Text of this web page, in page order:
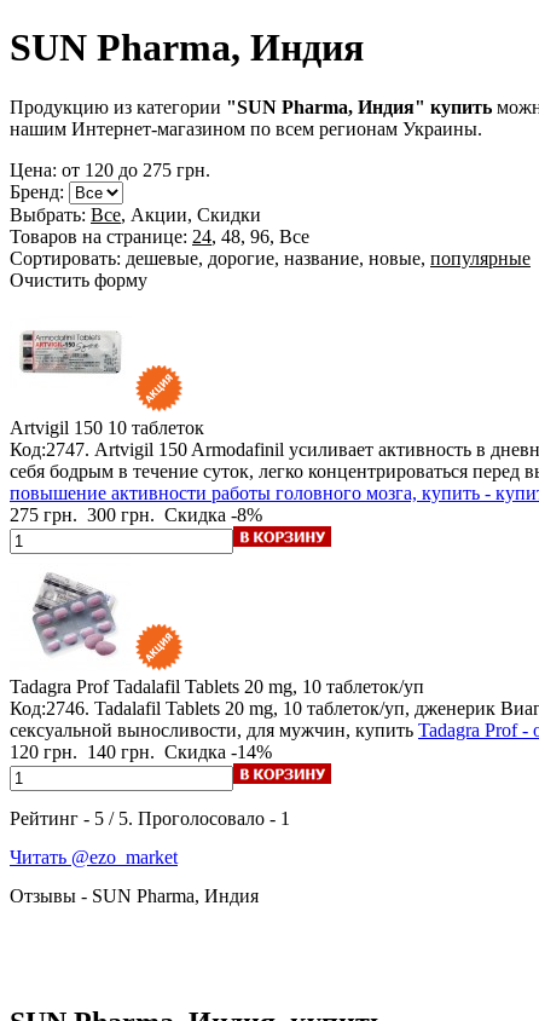
SUN Pharma, Индия
Продукцию из категории "SUN Pharma, Индия" купить
нашим Интернет-магазином по всем регионам Украины.
Цена: от 120 до 275 грн.
Бренд:
Выбрать: Все, Акции, Скидки
Товаров на странице: 24, 48, 96, Все
Сортировать: дешевые, дорогие, название, новые, популярные
Очистить форму
Artvigil 150 10 таблеток
Код:2747. Artvigil 150 Armodafinil усиливает активность в
себя бодрым в течение суток, легко концентрироваться
повышение активности работы головного мозга, купить -
275 грн. 300 грн. Скидка -8%
Tadagra Prof Tadalafil Tablets 20 mg, 10 таблеток/уп
Код:2746. Tadalafil Tablets 20 mg, 10 таблеток/уп, дженерик
сексуальной выносливости, для мужчин, купить Tadagra Prof -
120 грн. 140 грн. Скидка -14%
Рейтинг - 5 / 5. Проголосовало - 1
Читать @ezo_market
Отзывы - SUN Pharma, Индия